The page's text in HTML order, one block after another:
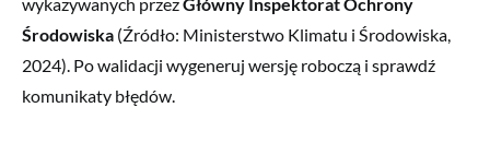
Środowiska (Źródło: Ministerstwo Klimatu i Środowiska,
2024). Po walidacji wygeneruj wersję roboczą i sprawdź
komunikaty błędów.